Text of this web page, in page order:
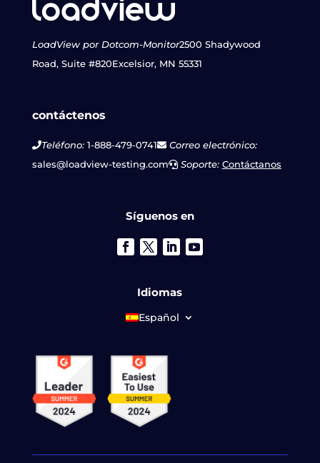
LoadView por Dotcom-Monitor2500 Shadywood
Road, Suite #820Excelsior, MN 55331
contáctenos
Teléfono:1-888-479-0741
Correo electrónico:
sales@loadview-testing.com
Soporte: Contáctanos
Síguenos en
Idiomas
Español